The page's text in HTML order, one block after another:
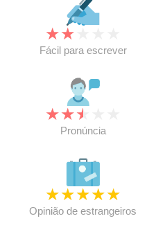
★★
Fácil para escrever
★★★
Pronúncia
★★★★★
Opinião de estrangeiros